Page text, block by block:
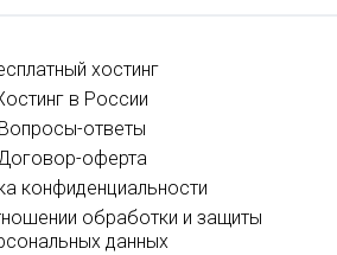
хостинг
в России
Вопросы-ответы
оферта
конфиденциальности
обработки и защиты
данных